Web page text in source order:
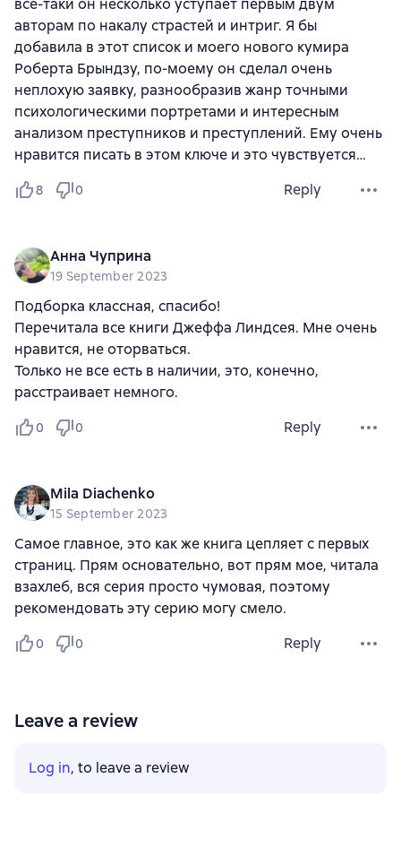
все-таки он несколько уступает первым двум
авторам по накалу страстей и интриг. Я бы
добавила в этот список и моего нового кумира
Роберта Брындзу, по-моему он сделал очень
неплохую заявку, разнообразив жанр точными
психологическими портретами и интересным
анализом преступников и преступлений. Ему очень
нравится писать в этом ключе и это чувствуется…
8 0 Reply
Анна Чуприна
19 September 2023
Подборка классная, спасибо!
Перечитала все книги Джеффа Линдсея. Мне очень
нравится, не оторваться.
Только не все есть в наличии, это, конечно,
расстраивает немного.
0 0 Reply
Mila Diachenko
15 September 2023
Самое главное, это как же книга цепляет с первых
страниц. Прям основательно, вот прям мое, читала
взахлеб, вся серия просто чумовая, поэтому
рекомендовать эту серию могу смело.
0 0 Reply
Leave a review
Log in, to leave a review